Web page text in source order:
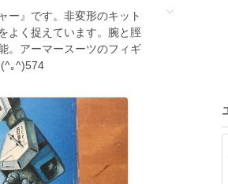
ー』です。非変形のキット
よく捉えています。腕と脛
。アーマースーツのフィギ
｡^)574